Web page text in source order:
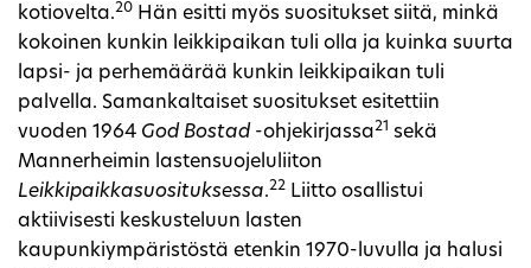
kotiovelta.20 Hän esitti myös suositukset siitä, minkä
kokoinen kunkin leikkipaikan tuli olla ja kuinka suurta
lapsi- ja perhemäärää kunkin leikkipaikan tuli
palvella. Samankaltaiset suositukset esitettiin
vuoden 1964 God Bostad -ohjekirjassa21 sekä
Mannerheimin lastensuojeluliiton
Leikkipaikkasuosituksessa.22 Liitto osallistui
aktiivisesti keskusteluun lasten
kaupunkiympäristöstä etenkin 1970-luvulla ja halusi